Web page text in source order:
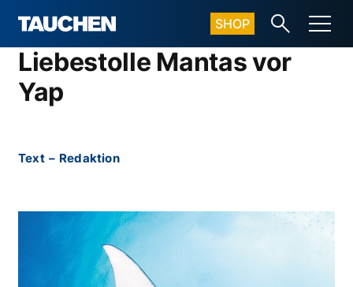
SHOP
Liebestolle Mantas vor
Yap
Text – Redaktion